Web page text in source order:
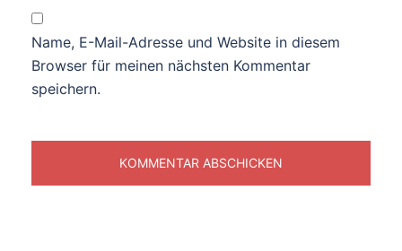
Name, E-Mail-Adresse und Website in diesem
Browser für meinen nächsten Kommentar
speichern.